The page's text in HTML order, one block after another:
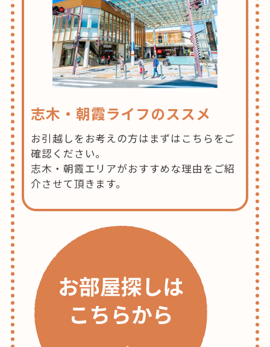
志木・朝霞ライフのススメ
お引越しをお考えの方はまずはこちらをご
確認ください。
志木・朝霞エリアがおすすめな理由をご紹
介させて頂きます。